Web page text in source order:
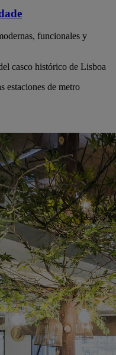
funcionales y
casco histórico de Lisboa
estaciones de metro